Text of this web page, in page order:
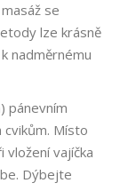
se
lze krásně
nadměrnému
pánevním
Místo
vajíčka
Dýbejte